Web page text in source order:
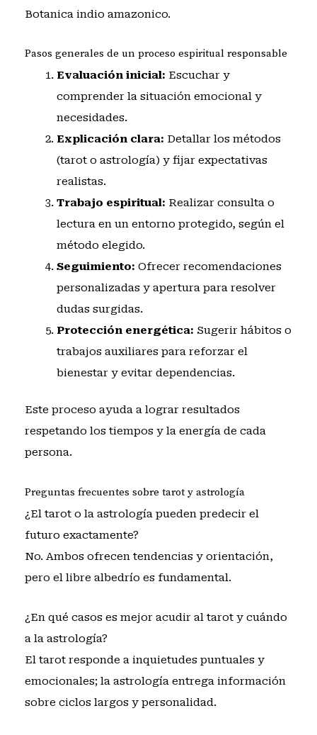
Botanica indio amazonico.
Pasos generales de un proceso espiritual responsable
Evaluación inicial: Escuchar y
comprender la situación emocional y
necesidades.
Explicación clara: Detallar los métodos
(tarot o astrología) y fijar expectativas
realistas.
Trabajo espiritual: Realizar consulta o
lectura en un entorno protegido, según el
método elegido.
Seguimiento: Ofrecer recomendaciones
personalizadas y apertura para resolver
dudas surgidas.
Protección energética: Sugerir hábitos o
trabajos auxiliares para reforzar el
bienestar y evitar dependencias.
Este proceso ayuda a lograr resultados
respetando los tiempos y la energía de cada
persona.
Preguntas frecuentes sobre tarot y astrología
¿El tarot o la astrología pueden predecir el
futuro exactamente?
No. Ambos ofrecen tendencias y orientación,
pero el libre albedrío es fundamental.
¿En qué casos es mejor acudir al tarot y cuándo
a la astrología?
El tarot responde a inquietudes puntuales y
emocionales; la astrología entrega información
sobre ciclos largos y personalidad.